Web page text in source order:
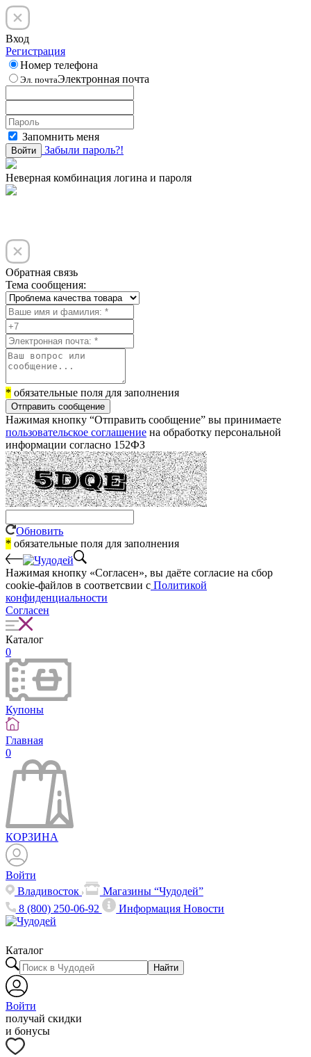
Вход
Регистрация
Номер телефона
Эл. почтаЭлектронная почта
Запомнить меня
Войти Забыли пароль?!
Неверная комбинация логина и пароля
Обратная связь
Тема сообщения:
* обязательные поля для заполнения
Отправить сообщение
Нажимая кнопку “Отправить сообщение” вы принимаете
пользовательское соглашение на обработку персональной
информации согласно 152ФЗ
Обновить
* обязательные поля для заполнения
Нажимая кнопку «Согласен», вы даёте cогласие на сбор
cookie-файлов в соответсвии с Политикой
конфиденциальности
Согласен
Каталог
0
Купоны
Главная
0
КОРЗИНА
Войти
Владивосток
Магазины “Чудодей”
8 (800) 250-06-92
ИнформацияНовости
Каталог
Найти
Войти
получай скидки
и бонусы